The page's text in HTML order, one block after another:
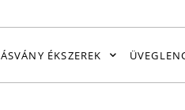
ÁSVÁNY ÉKSZEREK